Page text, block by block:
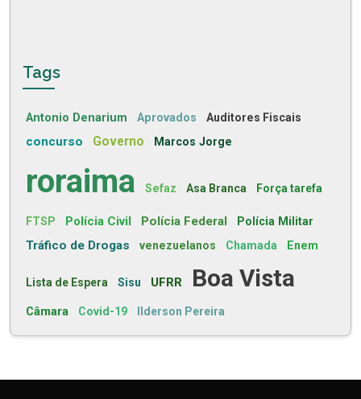
Tags
Antonio Denarium Aprovados Auditores Fiscais
concurso Governo Marcos Jorge
roraima Sefaz Asa Branca Força tarefa
FTSP Polícia Civil Polícia Federal Polícia Militar
Tráfico de Drogas venezuelanos Chamada Enem
Lista de Espera Sisu UFRR Boa Vista
Câmara Covid-19 Ilderson Pereira